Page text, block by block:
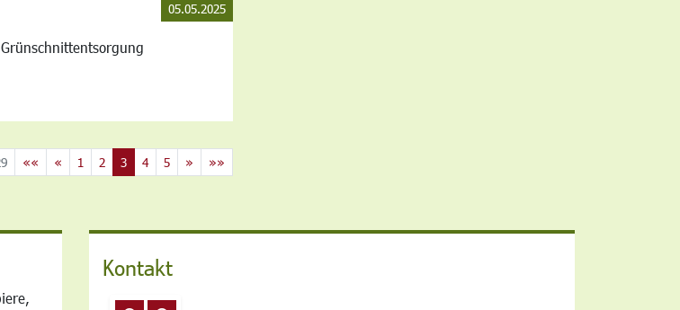
05.05.2025
«« « 1 2 3 4 5 » »»
Kontakt